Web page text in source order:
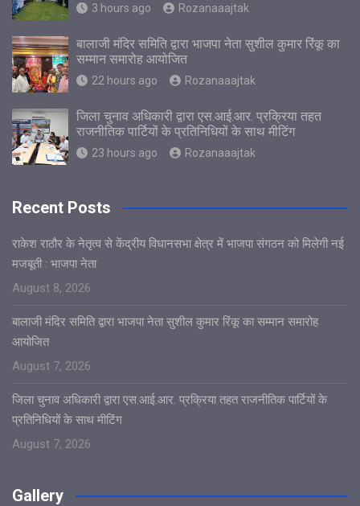
3 hours ago Rozanaaajtak
बालाजी मंदिर समिति द्वारा भाजपा नेता सुशील कुमार रिंकू का
सम्मान समारोह आयोजित
22 hours ago Rozanaaajtak
जिला चुनाव अधिकारी द्वारा एस.आई.आर. प्रक्रिया तहत
राजनीतिक पार्टियों के प्रतिनिधियों के साथ मीटिंग
23 hours ago Rozanaaajtak
Recent Posts
राकेश राठौर के नेतृत्व से केंद्रीय विधानसभा क्षेत्र में भाजपा संगठन को मिलेगी नई
मजबूती : भाजपा नेता
August 8, 2026
बालाजी मंदिर समिति द्वारा भाजपा नेता सुशील कुमार रिंकू का सम्मान समारोह
आयोजित
August 7, 2026
जिला चुनाव अधिकारी द्वारा एस.आई.आर. प्रक्रिया तहत राजनीतिक पार्टियों के
प्रतिनिधियों के साथ मीटिंग
August 7, 2026
Gallery